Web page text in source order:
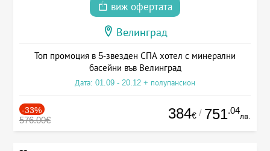
виж офертата
Велинград
Топ промоция в 5-звезден СПА хотел с минерални
басейни във Велинград
Дата: 01.09 - 20.12 + полупансион
-33%
576.00€ 384€ / 751.04
лв.